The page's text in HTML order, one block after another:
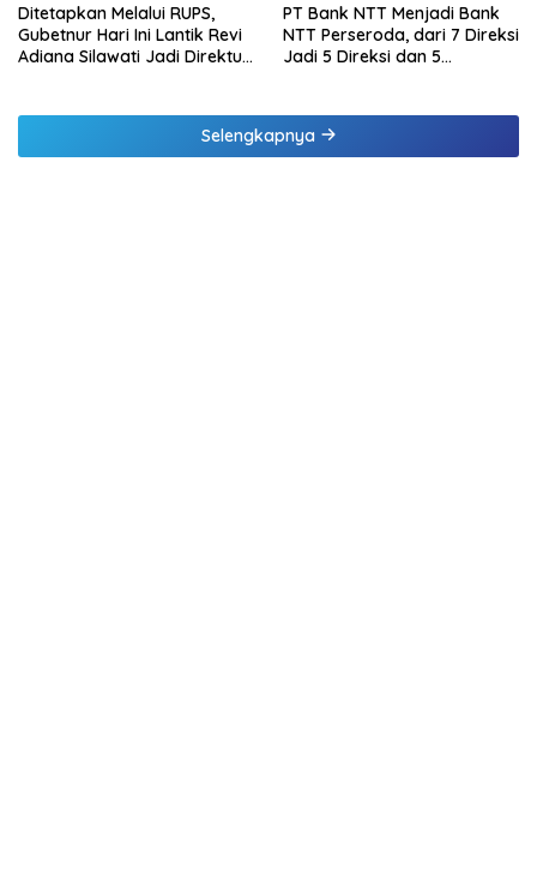
Ditetapkan Melalui RUPS,
Gubetnur Hari Ini Lantik Revi
Adiana Silawati Jadi Direktur
PT Bank NTT Menjadi Bank
NTT Perseroda, dari 7 Direksi
Jadi 5 Direksi dan 5
Selengkapnya